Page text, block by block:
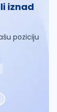
iznad
poziciju